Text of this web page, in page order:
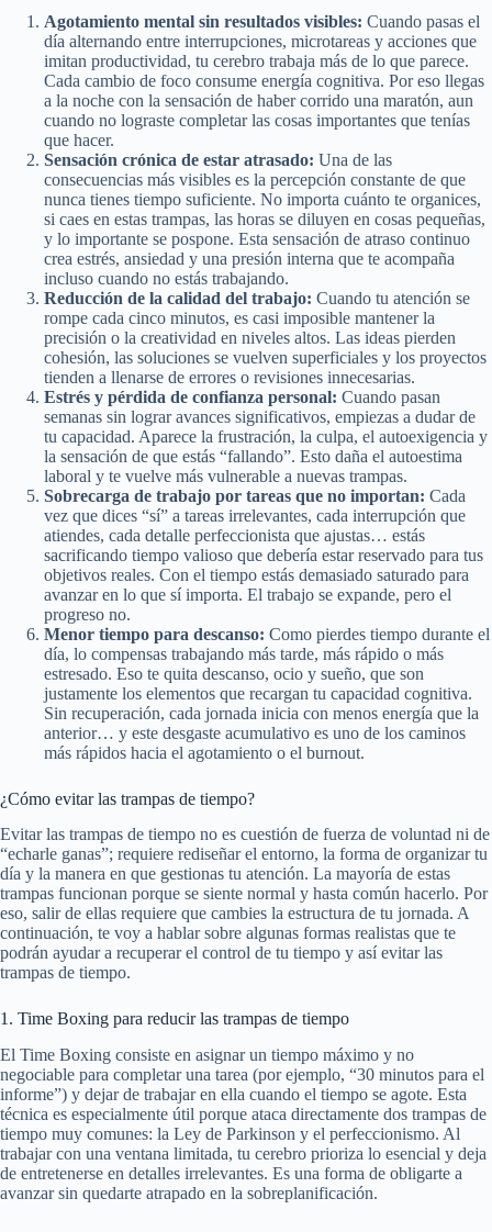
Agotamiento mental sin resultados visibles: Cuando pasas el
día alternando entre interrupciones, microtareas y acciones que
imitan productividad, tu cerebro trabaja más de lo que parece.
Cada cambio de foco consume energía cognitiva. Por eso llegas
a la noche con la sensación de haber corrido una maratón, aun
cuando no lograste completar las cosas importantes que tenías
que hacer.
Sensación crónica de estar atrasado: Una de las
consecuencias más visibles es la percepción constante de que
nunca tienes tiempo suficiente. No importa cuánto te organices,
si caes en estas trampas, las horas se diluyen en cosas pequeñas,
y lo importante se pospone. Esta sensación de atraso continuo
crea estrés, ansiedad y una presión interna que te acompaña
incluso cuando no estás trabajando.
Reducción de la calidad del trabajo: Cuando tu atención se
rompe cada cinco minutos, es casi imposible mantener la
precisión o la creatividad en niveles altos. Las ideas pierden
cohesión, las soluciones se vuelven superficiales y los proyectos
tienden a llenarse de errores o revisiones innecesarias.
Estrés y pérdida de confianza personal: Cuando pasan
semanas sin lograr avances significativos, empiezas a dudar de
tu capacidad. Aparece la frustración, la culpa, el autoexigencia y
la sensación de que estás “fallando”. Esto daña el autoestima
laboral y te vuelve más vulnerable a nuevas trampas.
Sobrecarga de trabajo por tareas que no importan: Cada
vez que dices “sí” a tareas irrelevantes, cada interrupción que
atiendes, cada detalle perfeccionista que ajustas… estás
sacrificando tiempo valioso que debería estar reservado para tus
objetivos reales. Con el tiempo estás demasiado saturado para
avanzar en lo que sí importa. El trabajo se expande, pero el
progreso no.
Menor tiempo para descanso: Como pierdes tiempo durante el
día, lo compensas trabajando más tarde, más rápido o más
estresado. Eso te quita descanso, ocio y sueño, que son
justamente los elementos que recargan tu capacidad cognitiva.
Sin recuperación, cada jornada inicia con menos energía que la
anterior… y este desgaste acumulativo es uno de los caminos
más rápidos hacia el agotamiento o el burnout.
¿Cómo evitar las trampas de tiempo?
Evitar las trampas de tiempo no es cuestión de fuerza de voluntad ni de
“echarle ganas”; requiere rediseñar el entorno, la forma de organizar tu
día y la manera en que gestionas tu atención. La mayoría de estas
trampas funcionan porque se siente normal y hasta común hacerlo. Por
eso, salir de ellas requiere que cambies la estructura de tu jornada. A
continuación, te voy a hablar sobre algunas formas realistas que te
podrán ayudar a recuperar el control de tu tiempo y así evitar las
trampas de tiempo.
1. Time Boxing para reducir las trampas de tiempo
El Time Boxing consiste en asignar un tiempo máximo y no
negociable para completar una tarea (por ejemplo, “30 minutos para el
informe”) y dejar de trabajar en ella cuando el tiempo se agote. Esta
técnica es especialmente útil porque ataca directamente dos trampas de
tiempo muy comunes: la Ley de Parkinson y el perfeccionismo. Al
trabajar con una ventana limitada, tu cerebro prioriza lo esencial y deja
de entretenerse en detalles irrelevantes. Es una forma de obligarte a
avanzar sin quedarte atrapado en la sobreplanificación.